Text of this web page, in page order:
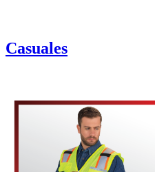
Casuales